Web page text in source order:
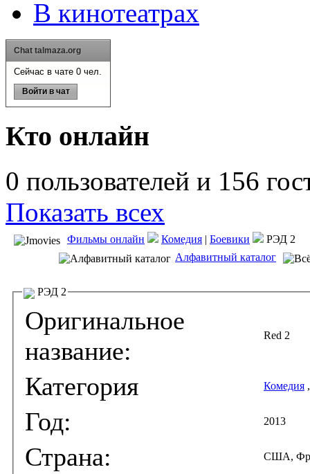
В кинотеатрах
Chat talmaza.org
Сейчас в чате 0 чел.
Войти в чат
Кто онлайн
0 пользователей и 156
Показать всех
Фильмы онлайн Комедия | Боевики
РЭД 2
Алфавитный каталог
РЭД 2
Оригинальное
название:
Red 2
Категория Комедия
Год: 2013
Страна: США,